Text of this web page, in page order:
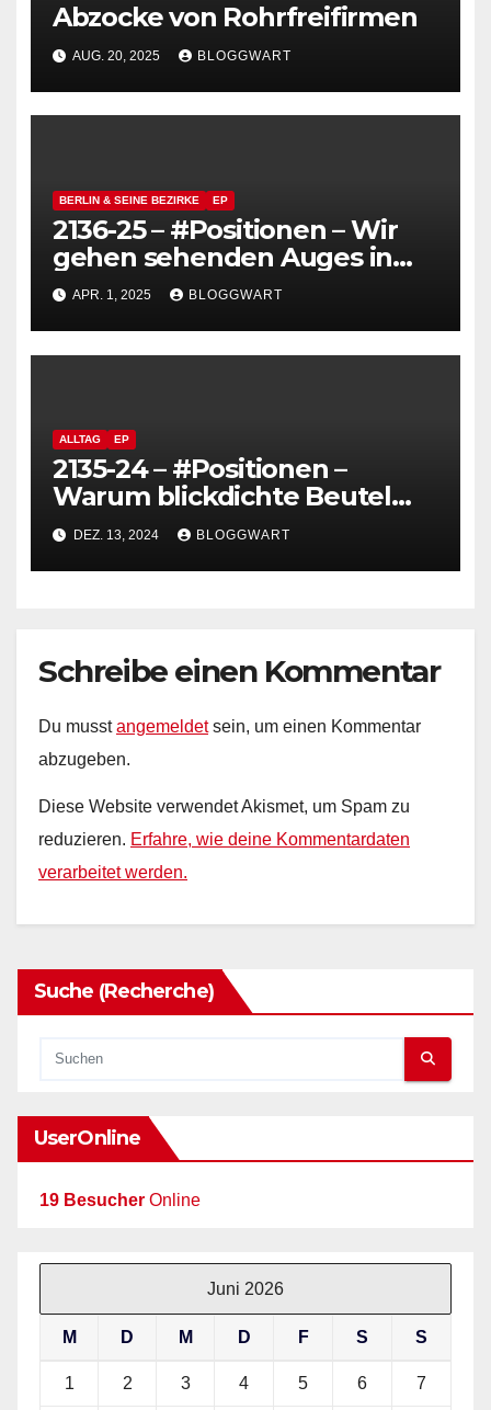
Abzocke von Rohrfreifirmen
AUG. 20, 2025 BLOGGWART
BERLIN & SEINE BEZIRKE EP
2136-25 – #Positionen – Wir
gehen sehenden Auges in
den Untergang der Republik
(Interview Andrej Hermlin)
APR. 1, 2025 BLOGGWART
ALLTAG EP
2135-24 – #Positionen –
Warum blickdichte Beutel
das Müllsystem belasten
DEZ. 13, 2024 BLOGGWART
Schreibe einen Kommentar
Du musstangemeldetsein, um einen Kommentar
abzugeben.
Diese Website verwendet Akismet, um Spam zu
reduzieren. Erfahre, wie deine Kommentardaten
verarbeitet werden.
Suche (Recherche)
UserOnline
19 Besucher Online
Juni 2026
M D M D F S S
1 2 3 4 5 6 7